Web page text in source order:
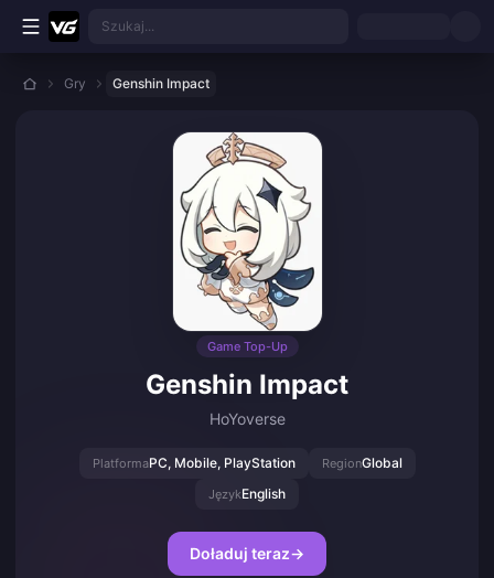
Przejdź do głównej treści
Szukaj...
Gry Genshin Impact
Game Top-Up
Genshin Impact
HoYoverse
PlatformaPC, Mobile, PlayStation RegionGlobal
JęzykEnglish
Doładuj teraz→